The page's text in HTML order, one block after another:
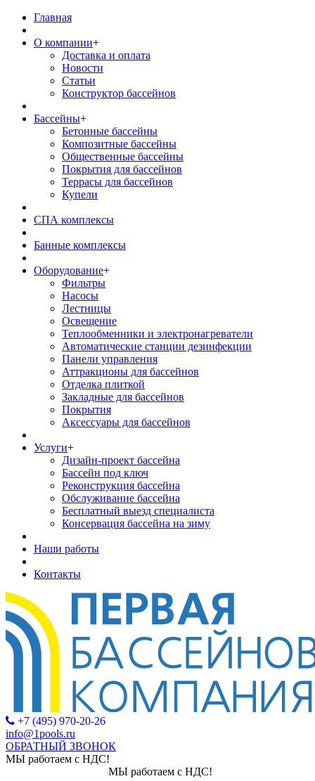
Главная
О компании+
Доставка и оплата
Новости
Статьи
Конструктор бассейнов
Бассейны+
Бетонные бассейны
Композитные бассейны
Общественные бассейны
Покрытия для бассейнов
Террасы для бассейнов
Купели
СПА комплексы
Банные комплексы
Оборудование+
Фильтры
Насосы
Лестницы
Освещение
Теплообменники и электронагреватели
Автоматические станции дезинфекции
Панели управления
Аттракционы для бассейнов
Отделка плиткой
Закладные для бассейнов
Покрытия
Аксессуары для бассейнов
Услуги+
Дизайн-проект бассейна
Бассейн под ключ
Реконструкция бассейна
Обслуживание бассейна
Бесплатный выезд специалиста
Консервация бассейна на зиму
Наши работы
Контакты
+7 (495) 970-20-26
info@1pools.ru
ОБРАТНЫЙ ЗВОНОК
МЫ работаем с НДС!
МЫ работаем с НДС!